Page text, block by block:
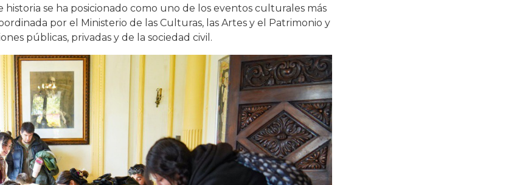
historia se ha posicionado como uno de los eventos culturales más
por el Ministerio de las Culturas, las Artes y el Patrimonio y
públicas, privadas y de la sociedad civil.